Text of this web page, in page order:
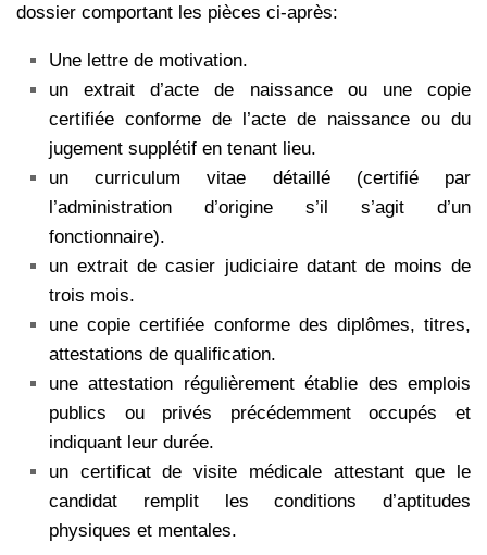
dossier comportant les pièces ci-après:
Une lettre de motivation.
un extrait d’acte de naissance ou une copie
certifiée conforme de l’acte de naissance ou du
jugement supplétif en tenant lieu.
un curriculum vitae détaillé (certifié par
l’administration d’origine s’il s’agit d’un
fonctionnaire).
un extrait de casier judiciaire datant de moins de
trois mois.
une copie certifiée conforme des diplômes, titres,
attestations de qualification.
une attestation régulièrement établie des emplois
publics ou privés précédemment occupés et
indiquant leur durée.
un certificat de visite médicale attestant que le
candidat remplit les conditions d’aptitudes
physiques et mentales.